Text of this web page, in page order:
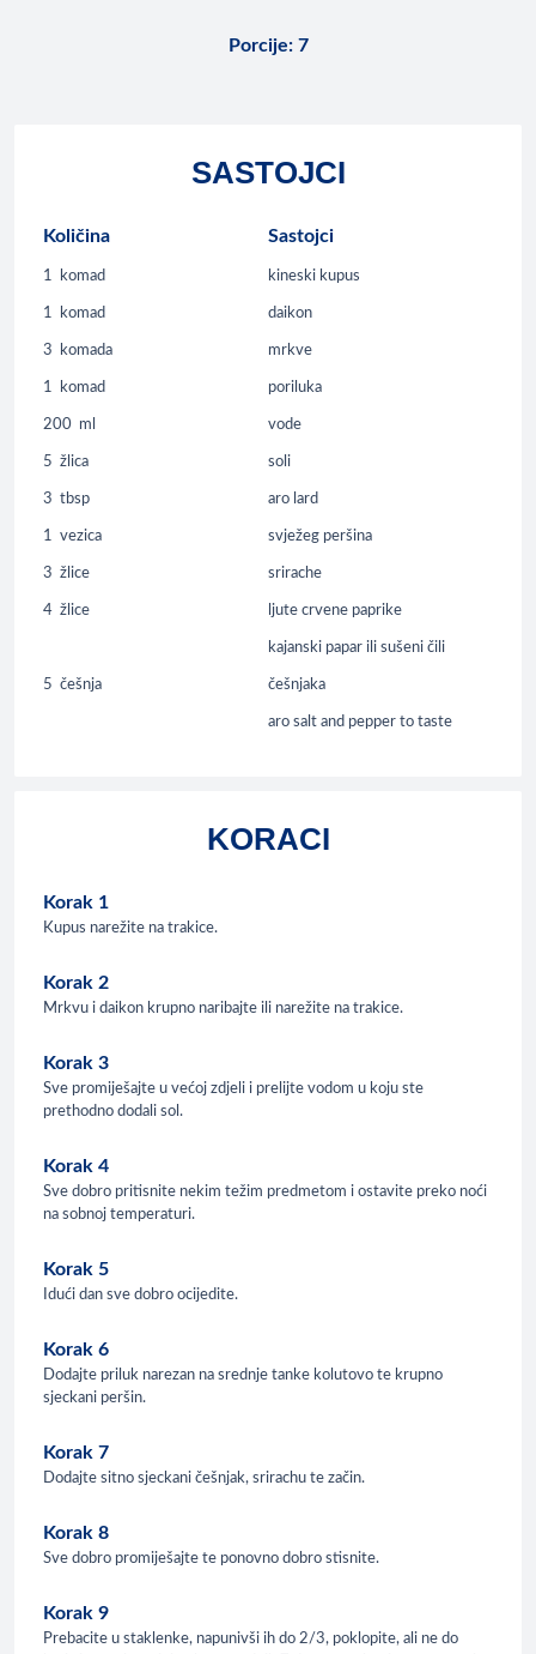
Porcije: 7
SASTOJCI
Količina Sastojci
1 komad kineski kupus
1 komad daikon
3 komada mrkve
1 komad poriluka
200 ml vode
5 žlica soli
3 tbsp aro lard
1 vezica svježeg peršina
3 žlice srirache
4 žlice ljute crvene paprike
kajanski papar ili sušeni čili
5 češnja češnjaka
aro salt and pepper to taste
KORACI
Korak 1
Kupus narežite na trakice.
Korak 2
Mrkvu i daikon krupno naribajte ili narežite na trakice.
Korak 3
Sve promiješajte u većoj zdjeli i prelijte vodom u koju ste
prethodno dodali sol.
Korak 4
Sve dobro pritisnite nekim težim predmetom i ostavite preko noći
na sobnoj temperaturi.
Korak 5
Idući dan sve dobro ocijedite.
Korak 6
Dodajte priluk narezan na srednje tanke kolutovo te krupno
sjeckani peršin.
Korak 7
Dodajte sitno sjeckani češnjak, srirachu te začin.
Korak 8
Sve dobro promiješajte te ponovno dobro stisnite.
Korak 9
Prebacite u staklenke, napunivši ih do 2/3, poklopite, ali ne do